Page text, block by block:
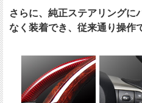
さらに、純正ステアリングに
なく装着でき、従来通り操作